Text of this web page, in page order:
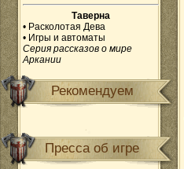
Таверна
• Расколотая Дева
• Игры и автоматы
Серия рассказов о мире
Аркании
Рекомендуем
Пресса об игре